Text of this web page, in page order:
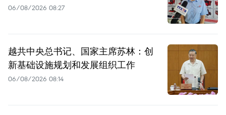
06/08/2026 08:27
越共中央总书记、国家主席苏林：创
新基础设施规划和发展组织工作
06/08/2026 08:14